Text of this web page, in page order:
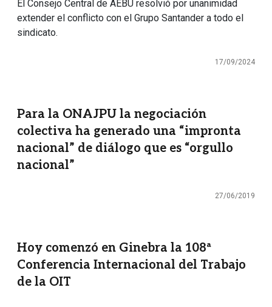
El Consejo Central de AEBU resolvió por unanimidad
extender el conflicto con el Grupo Santander a todo el
sindicato.
17/09/2024
Para la ONAJPU la negociación
colectiva ha generado una “impronta
nacional” de diálogo que es “orgullo
nacional”
27/06/2019
Hoy comenzó en Ginebra la 108ª
Conferencia Internacional del Trabajo
de la OIT